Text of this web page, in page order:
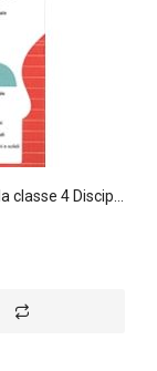
Aggiungi al